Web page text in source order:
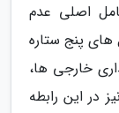
اصلی عدم
های پنج ستاره
خارجی ها،
در این رابطه